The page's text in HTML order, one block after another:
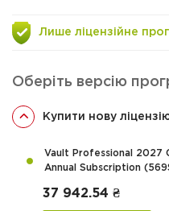
Лише ліцензійне
Оберіть версію
Купити нову
Vault Professional 2027
Annual Subscription
37 942.54 ₴